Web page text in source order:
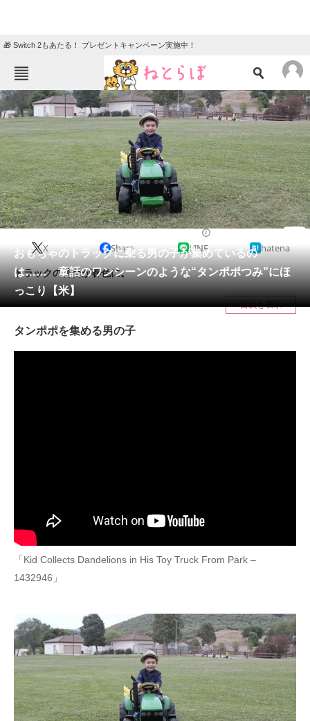
🎁 Switch 2もあたる！ プレゼントキャンペーン実施中！
ねとらぼメニュー
TOP ニュース
エンタメ クイズ
グルメ 地域
住まい 教育・育児
動物 リサーチ
会員記事
メディア
注目記事を集めた総合ページ
ITの今と未来を見通す
企業ITのトレンドを詳説
経営リーダーのコミュニティ
マーケ×ITの今がよく分かる
企業向けIT製品の総合サイト
IT製品の技術・比較・事例
製造業のIT導入・活用を支援
おもちゃのトラックに乗る男の子が集めているの
は…… 童話のワンシーンのような“タンポポつみ”にほ
っこり【米】
X Share LINE hatena
トラックの荷台が春色に。
目次を表示
タンポポを集める男の子
「Kid Collects Dandelions in His Toy Truck From Park –
1432946」